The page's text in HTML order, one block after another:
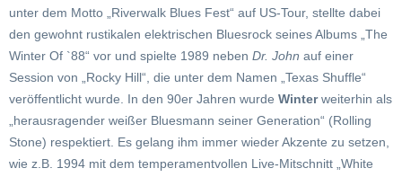
unter dem Motto „Riverwalk Blues Fest“ auf US-Tour, stellte dabei
den gewohnt rustikalen elektrischen Bluesrock seines Albums „The
Winter Of `88“ vor und spielte 1989 neben Dr. John auf einer
Session von „Rocky Hill“, die unter dem Namen „Texas Shuffle“
veröffentlicht wurde. In den 90er Jahren wurde Winterweiterhin als
„herausragender weißer Bluesmann seiner Generation“ (Rolling
Stone) respektiert. Es gelang ihm immer wieder Akzente zu setzen,
wie z.B. 1994 mit dem temperamentvollen Live-Mitschnitt „White